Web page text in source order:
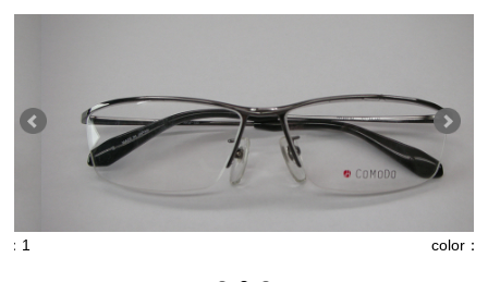
color：2